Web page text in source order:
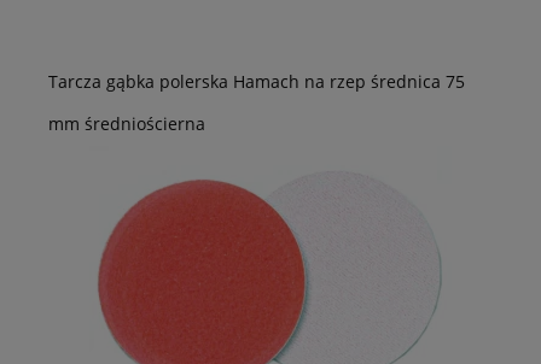
Tarcza gąbka polerska Hamach na rzep średnica 75
mm średniościerna